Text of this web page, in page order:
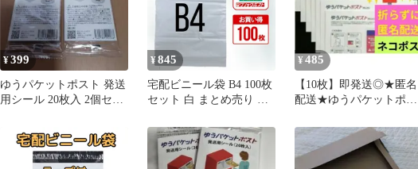
¥399
ゆうパケットポスト 発送
用シール 20枚入 2個セッ
¥845
宅配ビニール袋 B4 100枚
セット 白 まとめ売り テ
材 封筒 OPP袋 メルカリ
ネコポス ゆうパケットポ
スト 宅急便 防水
¥ 485
【10枚】即発送◎★匿名
配送★ゆうパケットポス